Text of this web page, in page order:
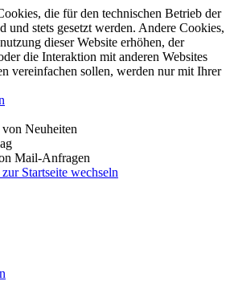
die für den technischen Betrieb der
und stets gesetzt werden. Andere Cookies,
dieser Website erhöhen, der
die Interaktion mit anderen Websites
vereinfachen sollen, werden nur mit Ihrer
Neuheiten
Mail-Anfragen